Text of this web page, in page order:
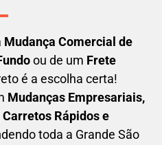
Mudança Comercial de
ou de um Frete
é a escolha certa!
Mudanças Empresariais,
Rápidos e
toda a Grande São